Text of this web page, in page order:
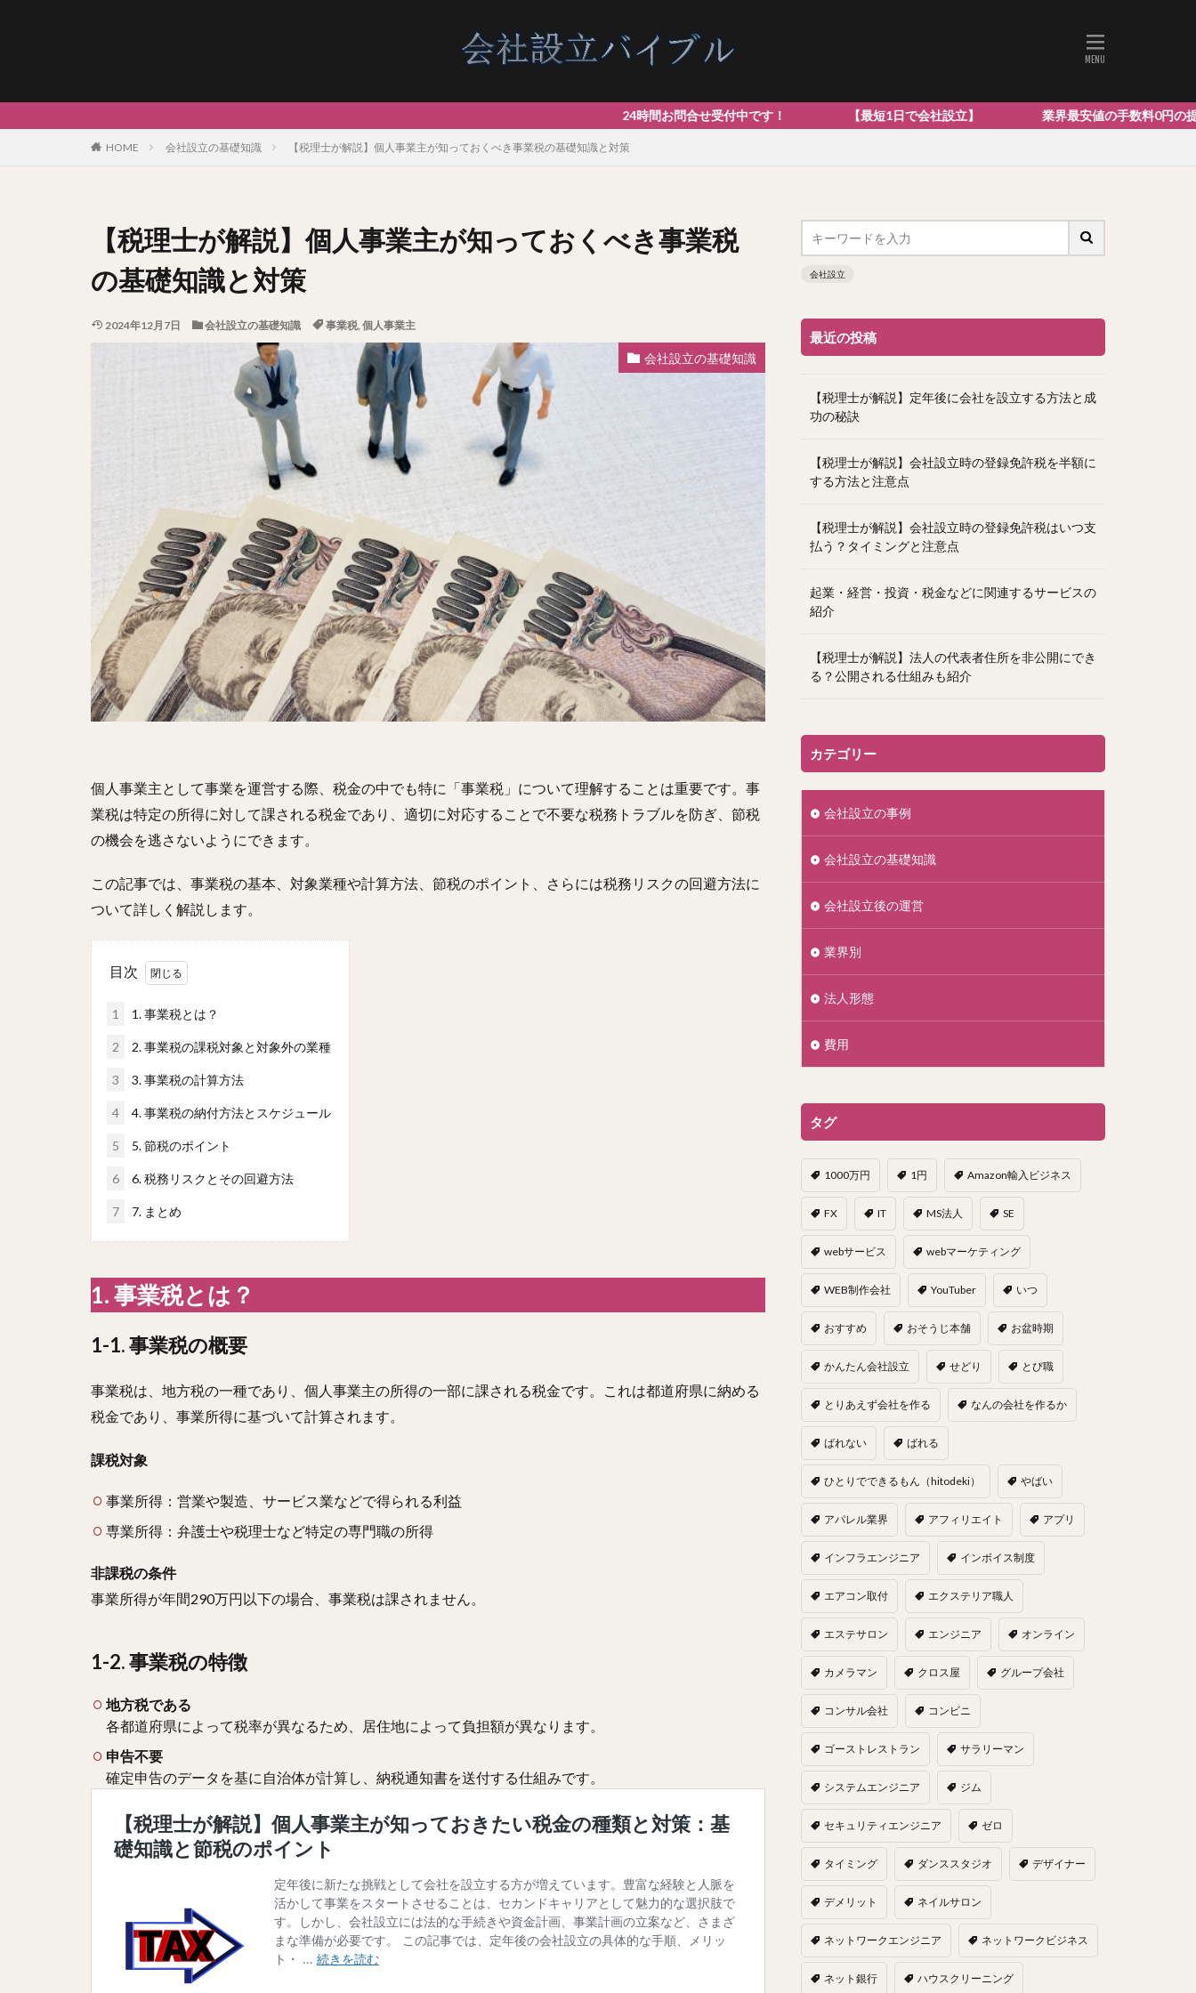
24時間お問合せ受付中です！ 【最短1日で会社設立】 業界最安値の手数料0円の提案型の会社設立はこ
HOME 会社設立の基礎知識 【税理士が解説】個人事業主が知っておくべき事業税の基礎知識と対策
【税理士が解説】個人事業主が知っておくべき事業税
の基礎知識と対策
2024年12月7日 会社設立の基礎知識 事業税, 個人事業主
会社設立の基礎知識
個人事業主として事業を運営する際、税金の中でも特に「事業税」について理解することは重要です。事
業税は特定の所得に対して課される税金であり、適切に対応することで不要な税務トラブルを防ぎ、節税
の機会を逃さないようにできます。
この記事では、事業税の基本、対象業種や計算方法、節税のポイント、さらには税務リスクの回避方法に
ついて詳しく解説します。
目次
1 1. 事業税とは？
2 2. 事業税の課税対象と対象外の業種
3 3. 事業税の計算方法
4 4. 事業税の納付方法とスケジュール
5 5. 節税のポイント
6 6. 税務リスクとその回避方法
7 7. まとめ
1. 事業税とは？
1-1. 事業税の概要
事業税は、地方税の一種であり、個人事業主の所得の一部に課される税金です。これは都道府県に納める
税金であり、事業所得に基づいて計算されます。
課税対象
事業所得：営業や製造、サービス業などで得られる利益
専業所得：弁護士や税理士など特定の専門職の所得
非課税の条件
事業所得が年間290万円以下の場合、事業税は課されません。
1-2. 事業税の特徴
地方税である
各都道府県によって税率が異なるため、居住地によって負担額が異なります。
申告不要
確定申告のデータを基に自治体が計算し、納税通知書を送付する仕組みです。
会社設立
最近の投稿
【税理士が解説】定年後に会社を設立する方法と成
功の秘訣
【税理士が解説】会社設立時の登録免許税を半額に
する方法と注意点
【税理士が解説】会社設立時の登録免許税はいつ支
払う？タイミングと注意点
起業・経営・投資・税金などに関連するサービスの
紹介
【税理士が解説】法人の代表者住所を非公開にでき
る？公開される仕組みも紹介
カテゴリー
会社設立の事例
会社設立の基礎知識
会社設立後の運営
業界別
法人形態
費用
タグ
1000万円 1円 Amazon輸入ビジネス
FX IT MS法人 SE
webサービス webマーケティング
WEB制作会社 YouTuber いつ
おすすめ おそうじ本舗 お盆時期
かんたん会社設立 せどり とび職
とりあえず会社を作る なんの会社を作るか
ばれない ばれる
ひとりでできるもん（hitodeki） やばい
アパレル業界 アフィリエイト アプリ
インフラエンジニア インボイス制度
エアコン取付 エクステリア職人
エステサロン エンジニア オンライン
カメラマン クロス屋 グループ会社
コンサル会社 コンビニ
ゴーストレストラン サラリーマン
システムエンジニア ジム
セキュリティエンジニア ゼロ
タイミング ダンススタジオ デザイナー
デメリット ネイルサロン
ネットワークエンジニア ネットワークビジネス
ネット銀行 ハウスクリーニング